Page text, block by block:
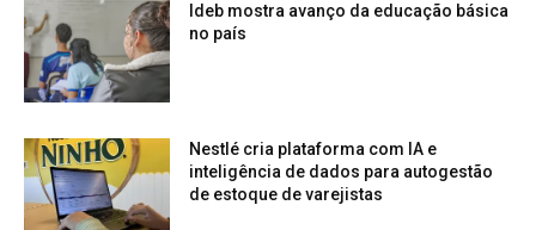
Ideb mostra avanço da educação básica
no país
Nestlé cria plataforma com IA e
inteligência de dados para autogestão
de estoque de varejistas